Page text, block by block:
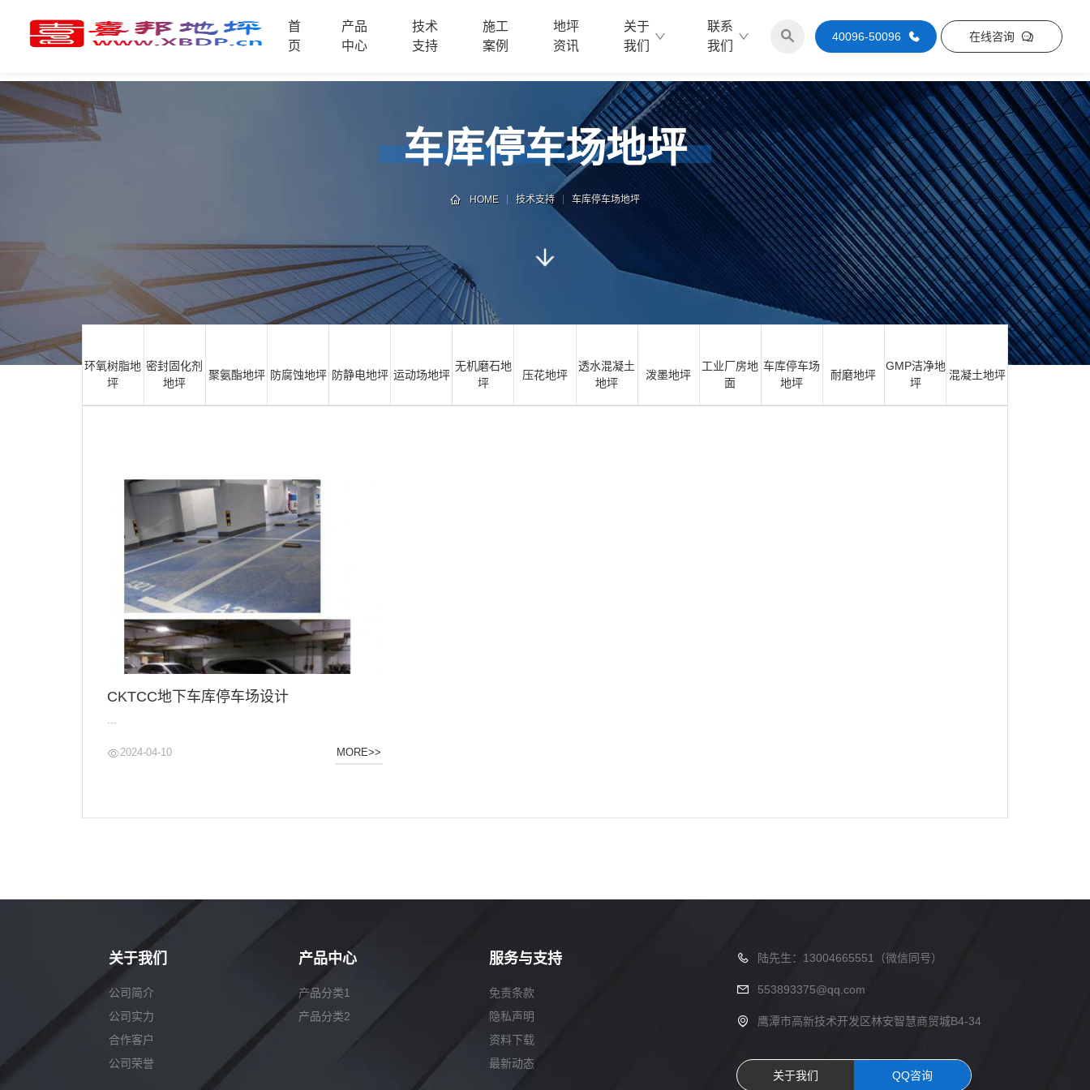
首
页
产品
中心
技术
支持
施工
案例
地坪
资讯
关于
我们
联系
我们
40096-50096 在线咨询
品
中
心
技
术
案
联
系
电
话
车库停车场地坪
HOME 技术支持 车库停车场地坪
环氧树脂地
坪
密封固化剂
地坪
聚氨酯地坪 防腐蚀地坪 防静电地坪 运动场地坪
无机磨石地
坪
压花地坪
透水混凝土
地坪
泼墨地坪
工业厂房地
面
车库停车场
地坪
耐磨地坪
GMP洁净地
坪
混凝土地坪
CKTCC地下车库停车场设计
...
2024-04-10 MORE>>
关于我们
公司简介
公司实力
合作客户
公司荣誉
产品中心
产品分类1
产品分类2
服务与支持
免责条款
隐私声明
资料下载
最新动态
陆先生：13004665551（微信同号）
553893375@qq.com
鹰潭市高新技术开发区林安智慧商贸城B4-34
关于我们 QQ咨询